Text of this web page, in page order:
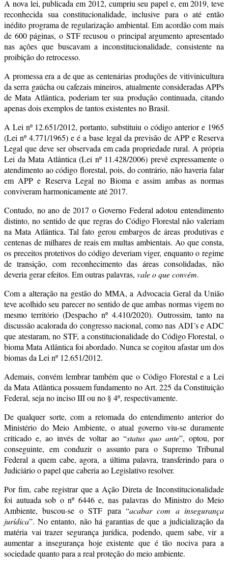
A nova lei, publicada em 2012, cumpriu seu papel e, em 2019, teve
reconhecida sua constitucionalidade, inclusive para o até então
inédito programa de regularização ambiental. Em acordão com mais
de 600 páginas, o STF recusou o principal argumento apresentado
nas ações que buscavam a inconstitucionalidade, consistente na
proibição do retrocesso.
A promessa era a de que as centenárias produções de vitivinicultura
da serra gaúcha ou cafezais mineiros, atualmente consideradas APPs
de Mata Atlântica, poderiam ter sua produção continuada, citando
apenas dois exemplos de tantos existentes no Brasil.
A Lei nº 12.651/2012, portanto, substituiu o código anterior e 1965
(Lei nº 4.771/1965) e é a base legal da previsão de APP e Reserva
Legal que deve ser observada em cada propriedade rural. A própria
Lei da Mata Atlântica (Lei nº 11.428/2006) prevê expressamente o
atendimento ao código florestal, pois, do contrário, não haveria falar
em APP e Reserva Legal no Bioma e assim ambas as normas
conviveram harmonicamente até 2017.
Contudo, no ano de 2017 o Governo Federal adotou entendimento
distinto, no sentido de que regras do Código Florestal não valeriam
na Mata Atlântica. Tal fato gerou embargos de áreas produtivas e
centenas de milhares de reais em multas ambientais. Ao que consta,
os preceitos protetivos do código deveriam viger, enquanto o regime
de transição, com reconhecimento das áreas consolidadas, não
deveria gerar efeitos. Em outras palavras, vale o que convém.
Com a alteração na gestão do MMA, a Advocacia Geral da União
teve acolhido seu parecer no sentido de que ambas normas vigem no
mesmo território (Despacho nº 4.410/2020). Outrossim, tanto na
discussão acalorada do congresso nacional, como nas ADI´s e ADC
que atestaram, no STF, a constitucionalidade do Código Florestal, o
bioma Mata Atlântica foi abordado. Nunca se cogitou afastar um dos
biomas da Lei nº 12.651/2012.
Ademais, convém lembrar também que o Código Florestal e a Lei
da Mata Atlântica possuem fundamento no Art. 225 da Constituição
Federal, seja no inciso III ou no § 4º, respectivamente.
De qualquer sorte, com a retomada do entendimento anterior do
Ministério do Meio Ambiente, o atual governo viu-se duramente
criticado e, ao invés de voltar ao “status quo ante”, optou, por
conseguinte, em conduzir o assunto para o Supremo Tribunal
Federal a quem cabe, agora, a última palavra, transferindo para o
Judiciário o papel que caberia ao Legislativo resolver.
Por fim, cabe registrar que a Ação Direta de Inconstitucionalidade
foi autuada sob o nº 6446 e, nas palavras do Ministro do Meio
Ambiente, buscou-se o STF para “acabar com a insegurança
jurídica”. No entanto, não há garantias de que a judicialização da
matéria vai trazer segurança jurídica, podendo, quem sabe, vir a
aumentar a insegurança hoje existente que é tão nociva para a
sociedade quanto para a real proteção do meio ambiente.